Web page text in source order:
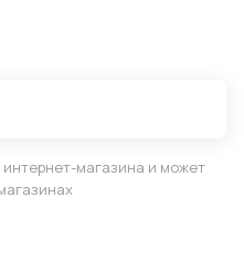
магазина и может